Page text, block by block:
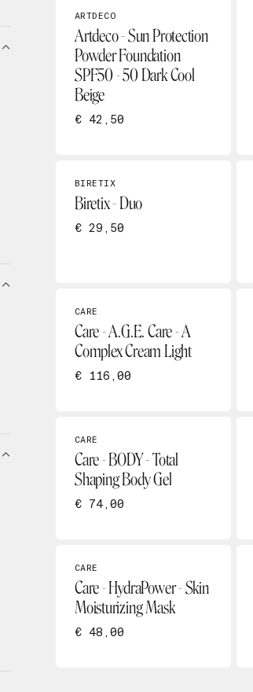
ARTDECO
Artdeco - Sun Protection
Powder Foundation
SPF50 - 50 Dark Cool
Beige
€ 42,50
BIRETIX
Biretix - Duo
€ 29,50
CARE
Care - A.G.E. Care - A
Complex Cream Light
€ 116,00
CARE
Care - BODY - Total
Shaping Body Gel
€ 74,00
CARE
Care - HydraPower - Skin
Moisturizing Mask
€ 48,00